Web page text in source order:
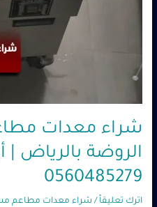
شراء معدات
الروضة بالرياض |
0560485279
اترك تعليقاً / شراء معدات مطاعم